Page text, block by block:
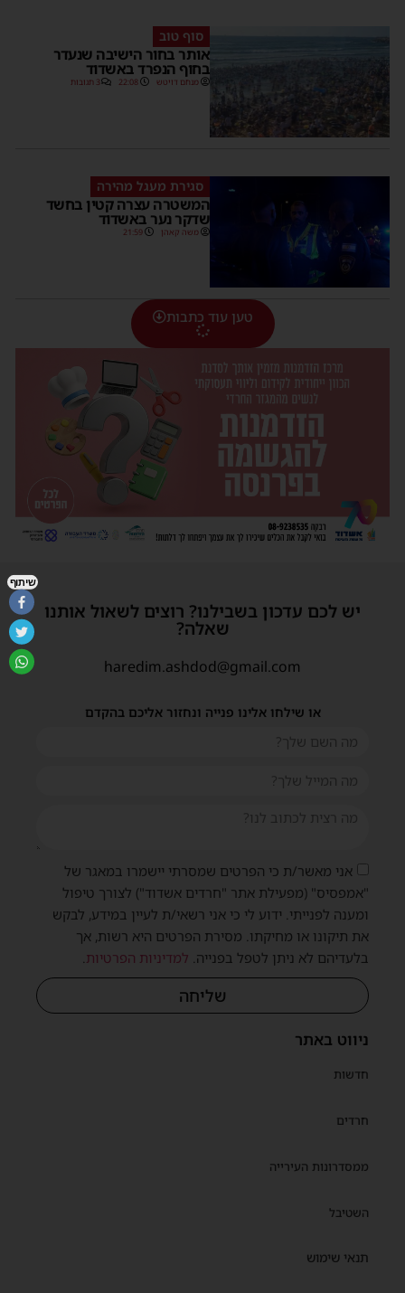
סוף טוב
אותר בחור הישיבה שנעדר
בחוף הנפרד באשדוד
מנחם דויטש 22:08 3 תגובות
סגירת מעגל מהירה
המשטרה עצרה קטין בחשד
שדקר נער באשדוד
משה קאהן 21:59
טען עוד כתבות
ניווט באתר
חדשות
חרדים
ממסדרונות העירייה
השטיבל
תנאי שימוש
יש לכם עדכון בשבילנו? רוצים לשאול אותנו
שאלה?
haredim.ashdod@gmail.com
או שילחו אלינו פנייה ונחזור אליכם בהקדם
אני מאשר/ת כי הפרטים שמסרתי יישמרו במאגר של
"אמפסיס" (מפעילת אתר "חרדים אשדוד") לצורך טיפול
ומענה לפנייתי. ידוע לי כי אני רשאי/ת לעיין במידע, לבקש
את תיקונו או מחיקתו. מסירת הפרטים היא רשות, אך
בלעדיהם לא ניתן לטפל בפנייה. למדיניות הפרטיות
שליחה
שיתוף